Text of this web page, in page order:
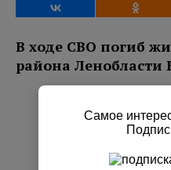
В ходе СВО погиб
района Ленобласти
Самое